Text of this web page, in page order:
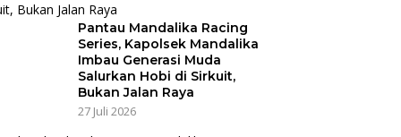
Pantau Mandalika Racing
Series, Kapolsek Mandalika
Imbau Generasi Muda
Salurkan Hobi di Sirkuit,
Bukan Jalan Raya
27 Juli 2026